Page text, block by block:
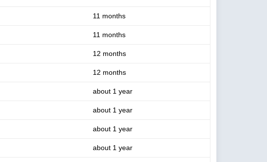
11 months
11 months
12 months
12 months
about 1 year
about 1 year
about 1 year
about 1 year